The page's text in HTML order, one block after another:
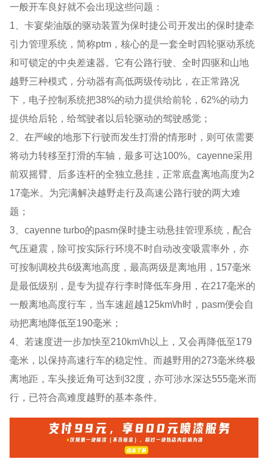
一般开车良好就不会出现这些问题：
1、卡宴柴油版的驱动装置为保时捷公司开发出的保时捷牵
引力管理系统，简称ptm，核心的是一套全时四轮驱动系统
和可锁定的中央差速器。它有公路行驶、全时四驱和山地
越野三种模式，分动器有高低两级传动比，在正常路况
下，电子控制系统把38%的动力提供给前轮，62%的动力
提供给后轮，给驾驶者以后轮驱动的驾驶感觉；
2、在严峻的地形下行驶而发生打滑的情形时，则可依需要
将动力转移至打滑的车轴，最多可达100%。cayenne采用
前双摇臂、后多连杆的全独立悬挂，正常底盘离地高度为2
17毫米。为完满解决越野走行及高速公路行驶的两大难
题；
3、cayenne turbo的pasm保时捷主动悬挂管理系统，配合
气压避震，除可按实际行环境不时自动改变吸震率外，亦
可按制调校共6级离地高度，最高两级是离地用，157毫米
是最低级别，是专为提存行李时降低车身用，在217毫米的
一般离地高度行车，当车速超越125km\/h时，pasm便会自
动把离地降低至190毫米；
4、若速度进一步加快至210km\/h以上，又会再降低至179
毫米，以保持高速行车的稳定性。而越野用的273毫米终极
离地距，车头接近角可达到32度，亦可涉水深达555毫米而
行，已符合高难度越野的基本条件。